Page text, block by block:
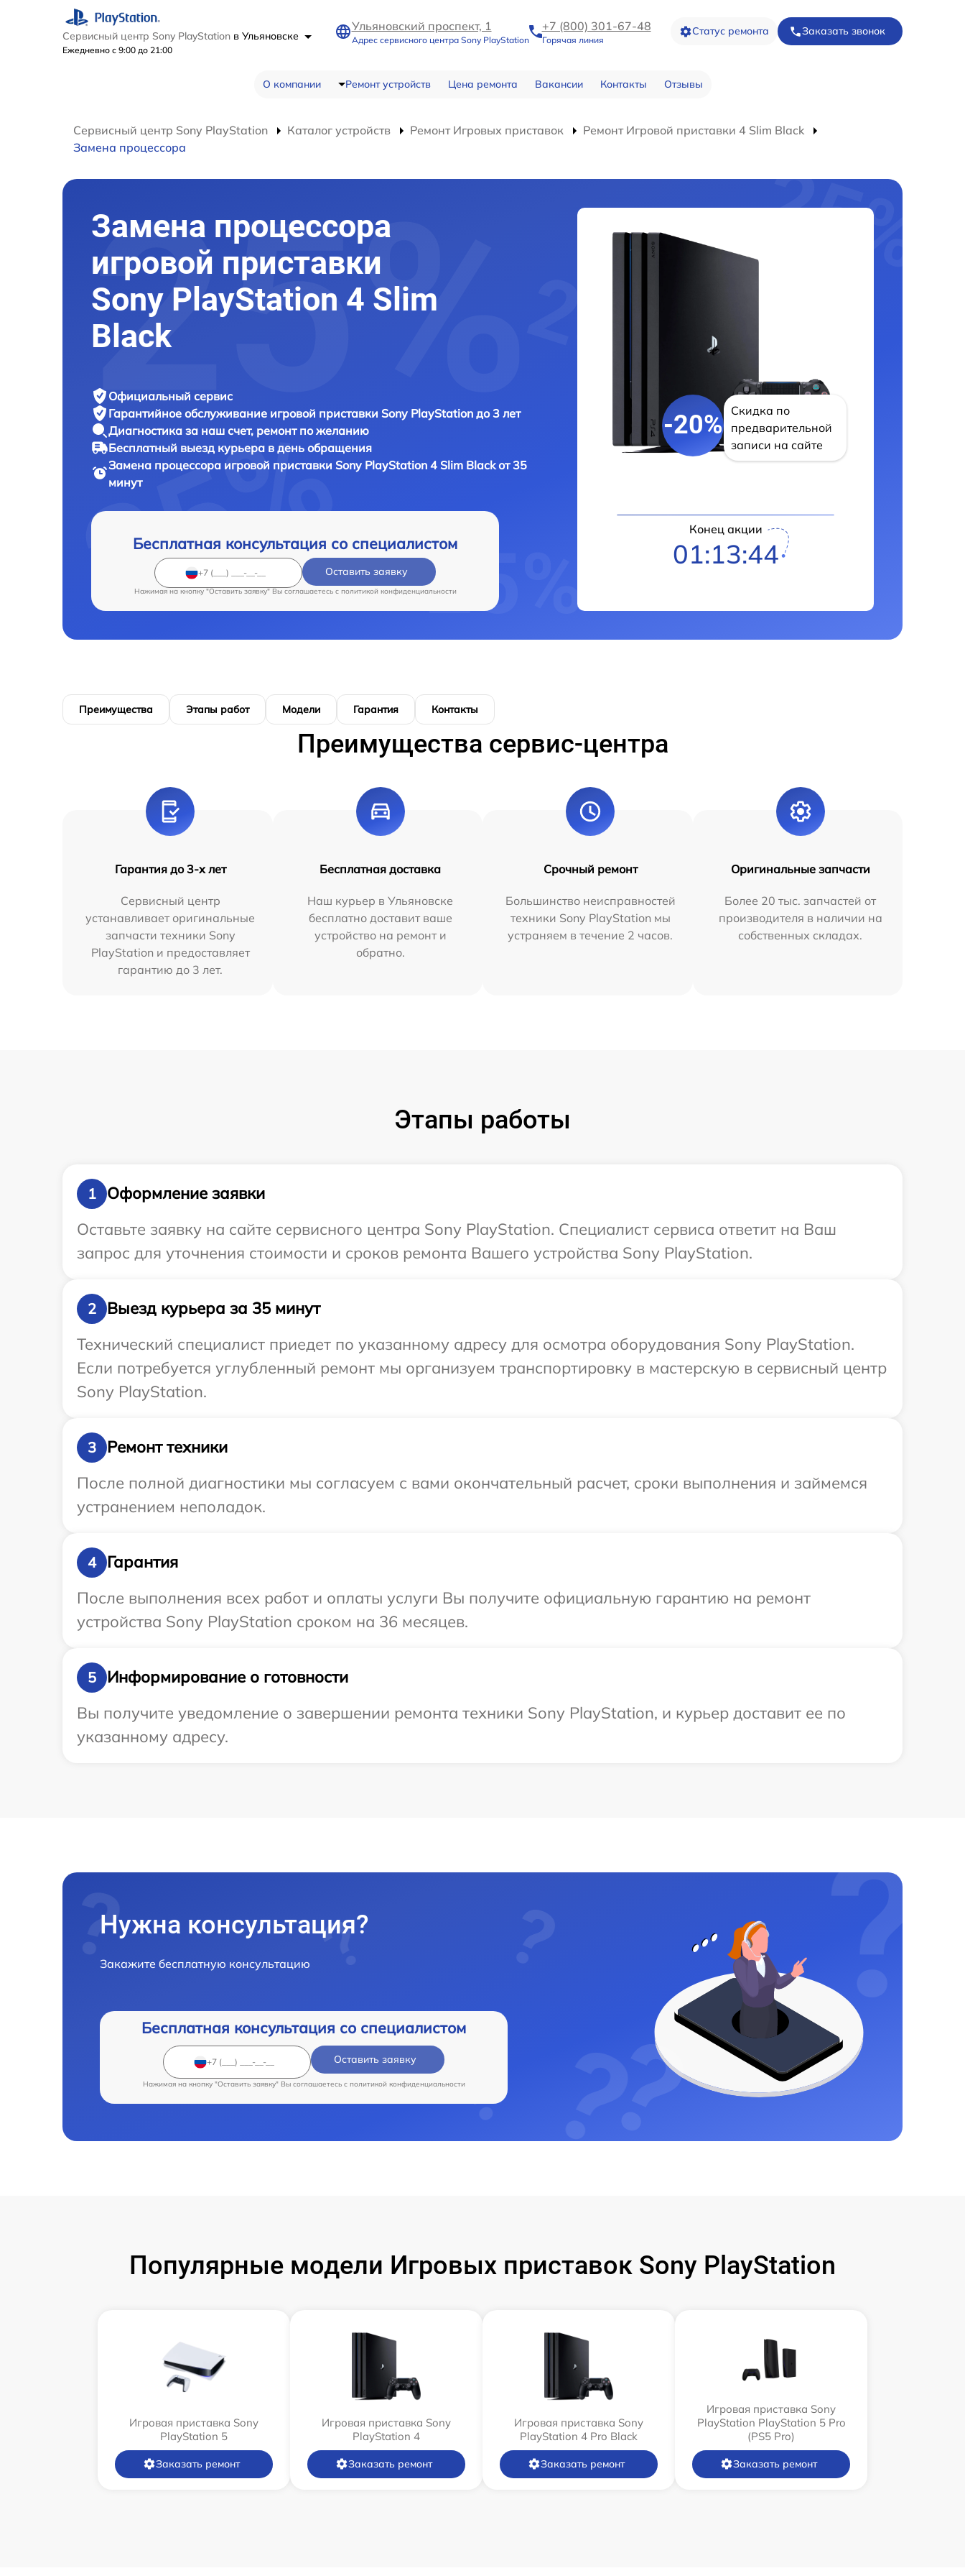
Сервисный центр Sony PlayStation в Ульяновске
Ежедневно с 9:00 до 21:00
Ульяновский проспект, 1
Адрес сервисного центра Sony PlayStation
+7 (800) 301-67-48
Горячая линия
Статус ремонта Заказать звонок
О компании Ремонт устройств Цена ремонта Вакансии Контакты Отзывы
Сервисный центр Sony PlayStation Каталог устройств Ремонт Игровых приставок
Ремонт Игровой приставки 4 Slim Black
Замена процессора
Замена процессора
игровой приставки
Sony PlayStation 4 Slim
Black
Официальный сервис
Гарантийное обслуживание игровой приставки Sony PlayStation до 3 лет
Диагностика за наш счет, ремонт по желанию
Бесплатный выезд курьера в день обращения
Замена процессора игровой приставки Sony PlayStation 4 Slim Black от 35
минут
Бесплатная консультация со специалистом
Оставить заявку
Нажимая на кнопку "Оставить заявку" Вы соглашаетесь c политикой конфиденциальности
-20%
Скидка по
предварительной
записи на сайте
Конец акции
01:13:43
Преимущества Этапы работ Модели Гарантия Контакты
Преимущества сервис-центра
Гарантия до 3-х лет
Сервисный центр
устанавливает оригинальные
запчасти техники Sony
PlayStation и предоставляет
гарантию до 3 лет.
Бесплатная доставка
Наш курьер в Ульяновске
бесплатно доставит ваше
устройство на ремонт и
обратно.
Срочный ремонт
Большинство неисправностей
техники Sony PlayStation мы
устраняем в течение 2 часов.
Оригинальные запчасти
Более 20 тыс. запчастей от
производителя в наличии на
собственных складах.
Этапы работы
1
Оформление заявки
Оставьте заявку на сайте сервисного центра Sony PlayStation. Специалист сервиса ответит на Ваш
запрос для уточнения стоимости и сроков ремонта Вашего устройства Sony PlayStation.
2
Выезд курьера за 35 минут
Технический специалист приедет по указанному адресу для осмотра оборудования Sony PlayStation.
Если потребуется углубленный ремонт мы организуем транспортировку в мастерскую в сервисный центр
Sony PlayStation.
3
Ремонт техники
После полной диагностики мы согласуем с вами окончательный расчет, сроки выполнения и займемся
устранением неполадок.
4
Гарантия
После выполнения всех работ и оплаты услуги Вы получите официальную гарантию на ремонт
устройства Sony PlayStation сроком на 36 месяцев.
5
Информирование о готовности
Вы получите уведомление о завершении ремонта техники Sony PlayStation, и курьер доставит ее по
указанному адресу.
Нужна консультация?
Закажите бесплатную консультацию
Бесплатная консультация со специалистом
Оставить заявку
Нажимая на кнопку "Оставить заявку" Вы соглашаетесь c политикой конфиденциальности
Популярные модели Игровых приставок Sony PlayStation
Игровая приставка Sony
PlayStation 5
Заказать ремонт
Игровая приставка Sony
PlayStation 4
Заказать ремонт
Игровая приставка Sony
PlayStation 4 Pro Black
Заказать ремонт
Игровая приставка Sony
PlayStation PlayStation 5 Pro
(PS5 Pro)
Заказать ремонт